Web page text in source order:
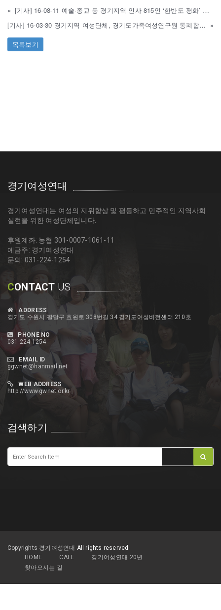
«
[기사] 16-08-11 예술·종교 등 경기지역 인사 815인 ‘한반도 평화’ 촉구
[기사] 16-03-30 경기지역 여성단체, 경기도가족여성연구원 통폐합 반대 »
목록보기
경기여성연대
경기여성연대는 여성의 지위향상 및 평등하고 민주적인 지역사회
실현을 위한 여성단체입니다.
후원계좌: 농협 301-0007-1061-11
예금주: 경기여성연대
문의: 031-224-1254
CONTACT US
ADDRESS
경기도 수원시 팔달구 효원로 308번길 34 경기도여성비전센터 210호
PHONE NO
031-224-1254
EMAIL ID
ggwnet@hanmail.net
WEB ADDRESS
http://www.gwnet.or.kr
검색하기
Copyrights 경기여성연대 All rights reserved.
HOME
CAFE
경기여성연대 20년
찾아오시는 길